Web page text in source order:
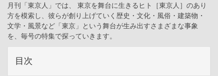
月刊「東京人」では、 東京を舞台に生きるヒト［東京人］のあり
方を模索し、彼らが創り上げていく歴史・文化・風俗・建築物・
文学・風景など「東京」という舞台が生み出すさまざまな事象
を、毎号の特集で探っていきます。
目次